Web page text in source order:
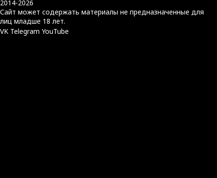
2014-2026
Сайт может содержать материалы не предназначенные для
лиц младше 18 лет.
VK Telegram YouTube